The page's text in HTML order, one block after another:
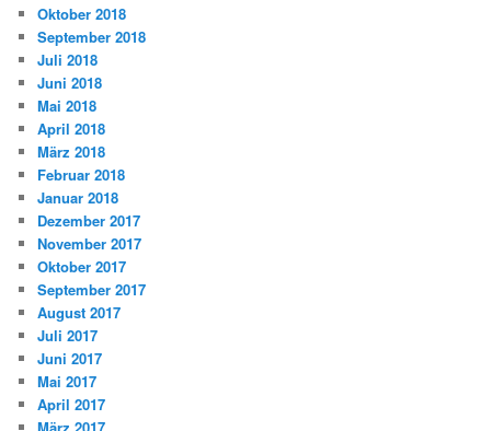
Oktober 2018
September 2018
Juli 2018
Juni 2018
Mai 2018
April 2018
März 2018
Februar 2018
Januar 2018
Dezember 2017
November 2017
Oktober 2017
September 2017
August 2017
Juli 2017
Juni 2017
Mai 2017
April 2017